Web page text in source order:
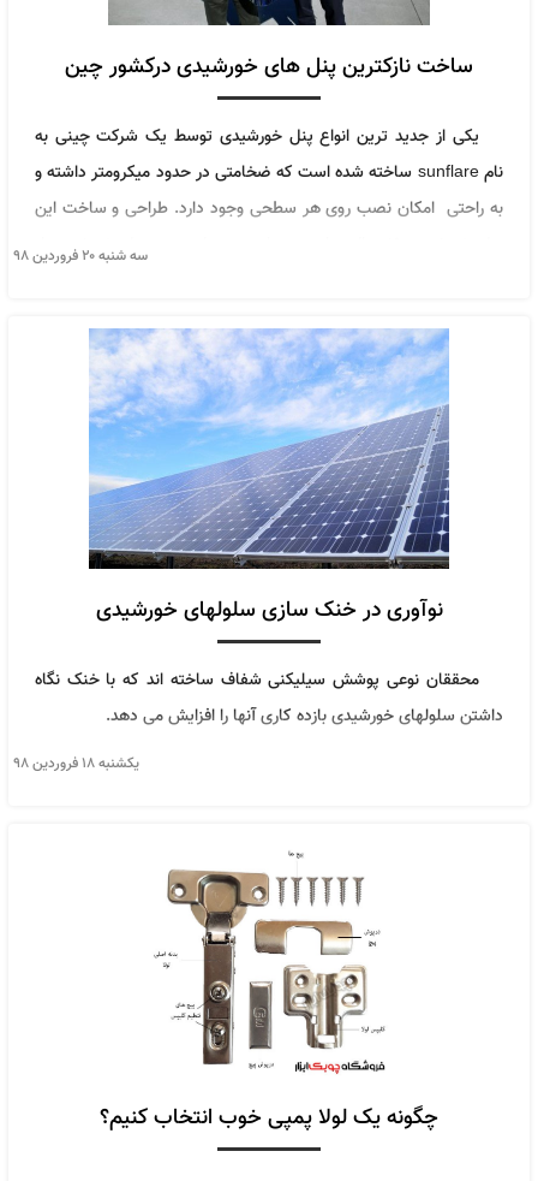
ساخت نازکترین پنل های خورشیدی درکشور چین
یکی از جدید ترین انواع پنل خورشیدی توسط یک شرکت چینی به
نام sunflare ساخته شده است که ضخامتی در حدود میکرومتر داشته و
به راحتی امکان نصب روی هر سطحی وجود دارد. طراحی و ساخت این
پنل خورشیدی ۱۶ سال زمان برده است. نسل جدید پنل خورشیدی از
کمتری دارد. از دیگر مزایای پنل خورشیدی جدید، انعطاف پذیری آن
است. همچنین در ساخت آن از شیشه استفاده نشده است؛ لذا احتمال
شکسته شدن و مشکلات این چنین برطرف شده است. در حال حاضر این
پنل خورشیدی در آمریکا و کشورهای اروپایی استفاده می شود.
سه شنبه ۲۰ فروردین ۹۸
نوآوری در خنک سازی سلولهای خورشیدی
محققان نوعی پوشش سیلیکنی شفاف ساخته اند که با خنک نگاه
داشتن سلولهای خورشیدی بازده کاری آنها را افزایش می دهد.
يكشنبه ۱۸ فروردین ۹۸
چگونه یک لولا پمپی خوب انتخاب کنیم؟